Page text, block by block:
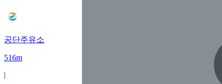
공단주유소
516m
|